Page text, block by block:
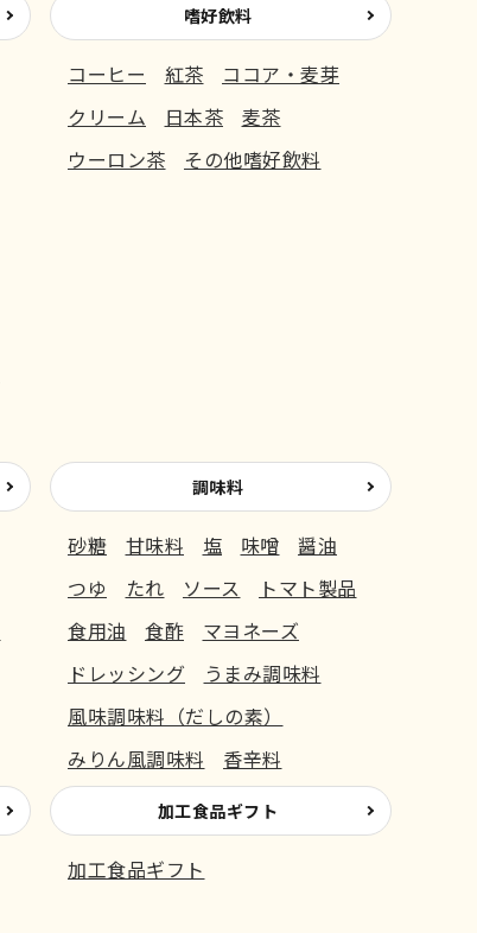
嗜好飲料
コーヒー 紅茶
ココア・麦芽
クリーム
日本茶
麦茶
ウーロン茶
その他嗜好飲料
調味料
砂糖 甘味料 塩 味噌
醤油
つゆ
たれ ソース
トマト製品
食用油
食酢
マヨネーズ
ドレッシング
うまみ調味料
風味調味料（だしの素）
みりん風調味料
香辛料
加工食品ギフト
加工食品ギフト